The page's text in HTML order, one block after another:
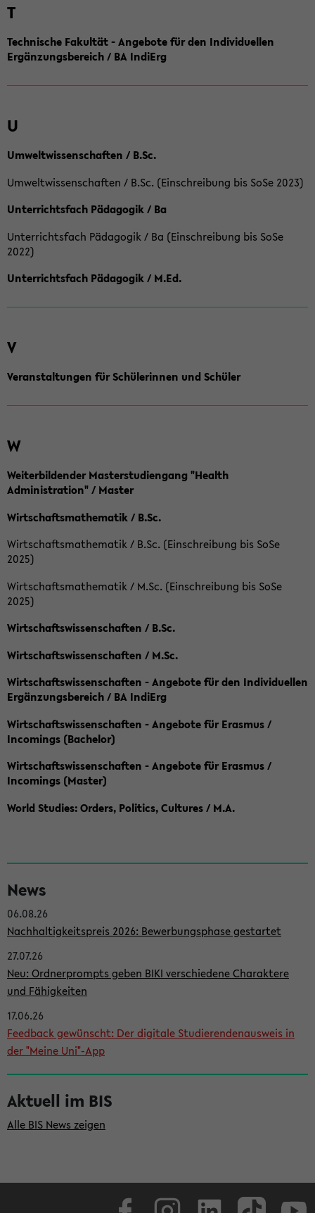
T
Technische Fakultät - Angebote für den Individuellen
Ergänzungsbereich / BA IndiErg
U
Umweltwissenschaften / B.Sc.
Umweltwissenschaften / B.Sc. (Einschreibung bis SoSe 2023)
Unterrichtsfach Pädagogik / Ba
Unterrichtsfach Pädagogik / Ba (Einschreibung bis SoSe
2022)
Unterrichtsfach Pädagogik / M.Ed.
V
Veranstaltungen für Schülerinnen und Schüler
W
Weiterbildender Masterstudiengang "Health
Administration" / Master
Wirtschaftsmathematik / B.Sc.
Wirtschaftsmathematik / B.Sc. (Einschreibung bis SoSe
2025)
Wirtschaftsmathematik / M.Sc. (Einschreibung bis SoSe
2025)
Wirtschaftswissenschaften / B.Sc.
Wirtschaftswissenschaften / M.Sc.
Wirtschaftswissenschaften - Angebote für den Individuellen
Ergänzungsbereich / BA IndiErg
Wirtschaftswissenschaften - Angebote für Erasmus /
Incomings (Bachelor)
Wirtschaftswissenschaften - Angebote für Erasmus /
Incomings (Master)
World Studies: Orders, Politics, Cultures / M.A.
e
i
t
e
n
l
e
i
s
t
e
News
06.08.26
Nachhaltigkeitspreis 2026: Bewerbungsphase gestartet
27.07.26
Neu: Ordnerprompts geben BIKI verschiedene Charaktere
und Fähigkeiten
17.06.26
Feedback gewünscht: Der digitale Studierendenausweis in
der "Meine Uni"-App
Aktuell im BIS
Alle BIS News zeigen